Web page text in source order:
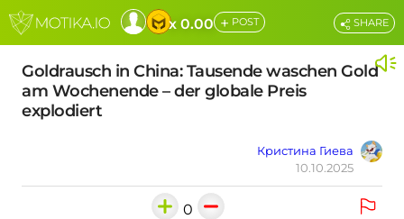
x 0.00 + POST
Goldrausch in China: Tausende waschen Gold
am Wochenende – der globale Preis
explodiert
Кристина Гиева
10.10.2025
SHARE
0